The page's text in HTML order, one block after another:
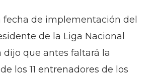
fecha de implementación del
de la Liga Nacional
dijo que antes faltará la
los 11 entrenadores de los